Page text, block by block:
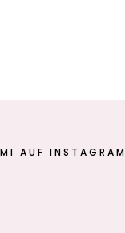
AUF INSTAGRAM